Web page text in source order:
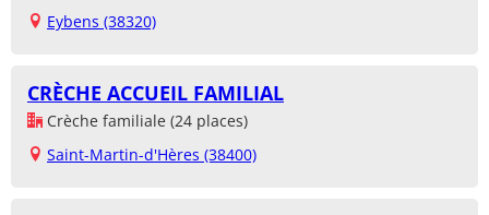
Eybens (38320)
CRÈCHE ACCUEIL FAMILIAL
Crèche familiale (24 places)
Saint-Martin-d'Hères (38400)